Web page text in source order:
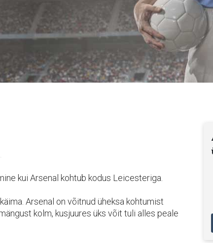
kui Arsenal kohtub kodus Leicesteriga.
Arsenal on võitnud üheksa kohtumist
kolm, kusjuures üks võit tuli alles peale